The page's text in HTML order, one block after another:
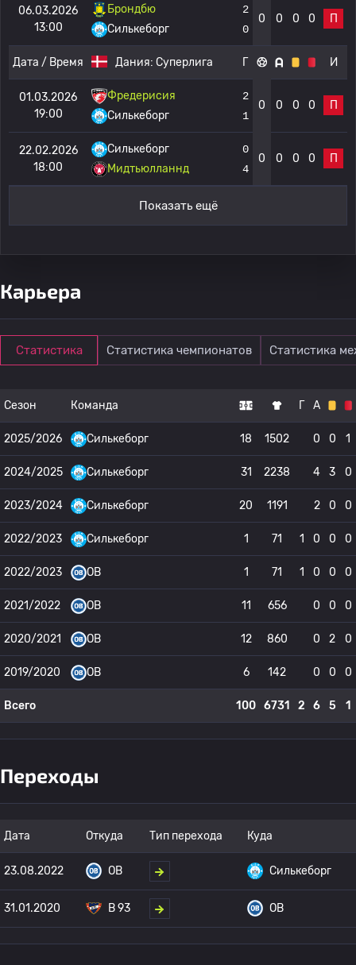
06.03.2026
13:00
Брондбю
Силькеборг
2
0
0 0 0 0 П
Дата / Время Дания: Суперлига Г И
01.03.2026
19:00
Фредерисия
Силькеборг
2
1
0 0 0 0 П
22.02.2026
18:00
Силькеборг
Мидтьюлланнд
0
4
0 0 0 0 П
Показать ещё
Карьера
Статистика Статистика чемпионатов Статистика
Сезон Команда Г А
2025/2026 Силькеборг 18 1502 0 0 1
2024/2025 Силькеборг 31 2238 4 3 0
2023/2024 Силькеборг 20 1191 2 0 0
2022/2023 Силькеборг 1 71 1 0 0 0
2022/2023 OB 1 71 1 0 0 0
2021/2022 OB 11 656 0 0 0
2020/2021 OB 12 860 0 2 0
2019/2020 OB 6 142 0 0 0
Всего 100 6731 2 6 5 1
Переходы
Дата Откуда Тип перехода Куда
23.08.2022 OB Силькеборг
31.01.2020 B 93 OB